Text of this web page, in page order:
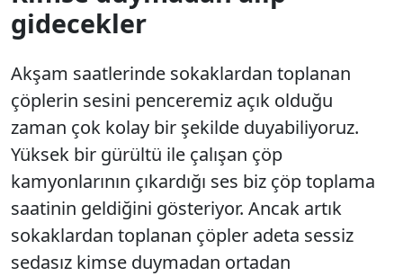
gidecekler
Akşam saatlerinde sokaklardan toplanan
çöplerin sesini penceremiz açık olduğu
zaman çok kolay bir şekilde duyabiliyoruz.
Yüksek bir gürültü ile çalışan çöp
kamyonlarının çıkardığı ses biz çöp toplama
saatinin geldiğini gösteriyor. Ancak artık
sokaklardan toplanan çöpler adeta sessiz
sedasız kimse duymadan ortadan